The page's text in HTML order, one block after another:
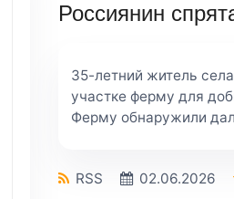
Россиянин
35-летний житель
участке ферму для
Ферму обнаружили
RSS 02.06.2026